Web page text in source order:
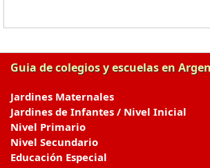
Guia de colegios y escuelas en
Jardines Maternales
Jardines de Infantes / Nivel Inicial
Nivel Primario
Nivel Secundario
Educación Especial